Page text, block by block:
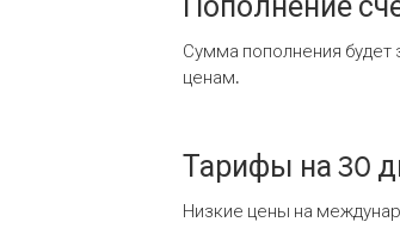
Сумма пополнения
ценам.
Тарифы на 30
Низкие цены на